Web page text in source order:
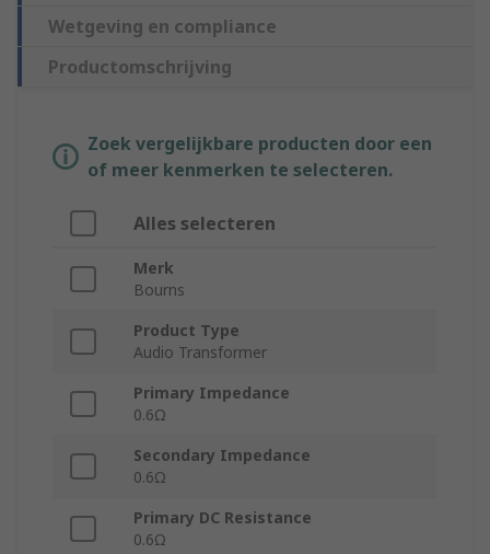
Wetgeving en compliance
Productomschrijving
Zoek vergelijkbare producten door een
of meer kenmerken te selecteren.
Alles selecteren
Merk
Bourns
Product Type
Audio Transformer
Primary Impedance
0.6Ω
Secondary Impedance
0.6Ω
Primary DC Resistance
0.6Ω